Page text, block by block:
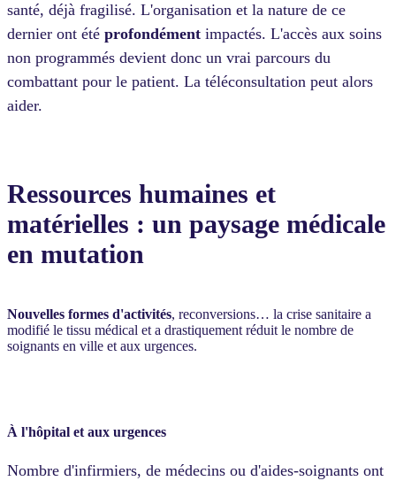
santé, déjà fragilisé. L'organisation et la nature de ce
dernier ont été profondément impactés. L'accès aux soins
non programmés devient donc un vrai parcours du
combattant pour le patient. La téléconsultation peut alors
aider.
Ressources humaines et
matérielles : un paysage médicale
en mutation
Nouvelles formes d'activités, reconversions… la crise sanitaire a
modifié le tissu médical et a drastiquement réduit le nombre de
soignants en ville et aux urgences.
À l'hôpital et aux urgences
Nombre d'infirmiers, de médecins ou d'aides-soignants ont